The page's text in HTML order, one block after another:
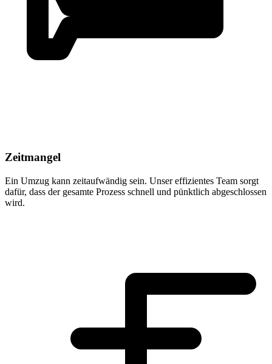
Zeitmangel
Ein Umzug kann zeitaufwändig sein. Unser effizientes Team sorgt
dafür, dass der gesamte Prozess schnell und pünktlich abgeschlossen
wird.